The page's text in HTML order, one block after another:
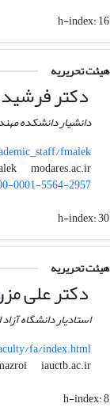
h-index:16
هیئت تحریریه
دکتر
دانشیار دانشکده
fmalek
fmalek
modares.ac.ir
0001-5564-2957
h-index:30
هیئت تحریریه
دکتر علی
استادیار دانشگاه
fa/index.html
ali.mazroi
iauctb.ac.ir
h-index:8